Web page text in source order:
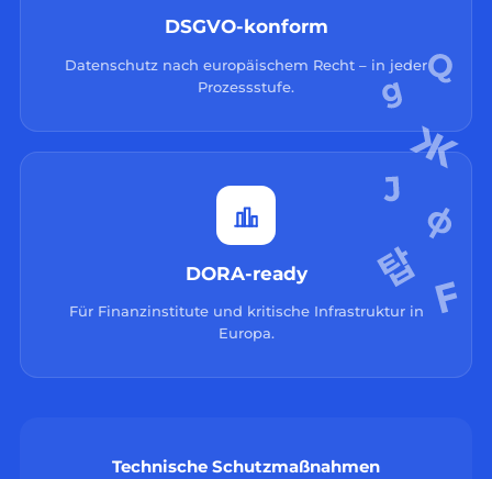
DSGVO-konform
Datenschutz nach europäischem Recht – in jeder
Prozessstufe.
DORA-ready
Für Finanzinstitute und kritische Infrastruktur in
Europa.
Technische Schutzmaßnahmen